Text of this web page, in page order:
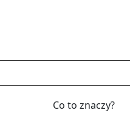
Co to zna­czy?